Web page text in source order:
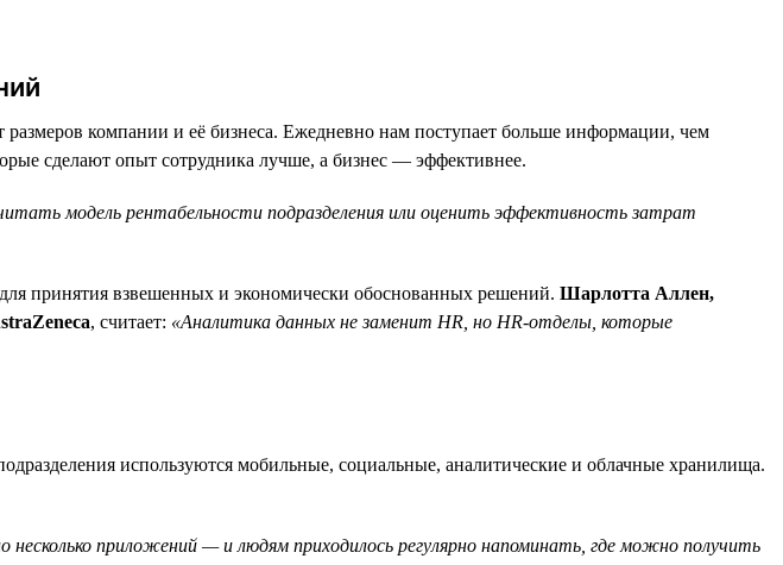
размеров компании и её бизнеса. Ежедневно нам поступает больше информации, чем
сделают опыт сотрудника лучше, а бизнес — эффективнее.
модель рентабельности подразделения или оценить эффективность затрат
принятия взвешенных и экономически обоснованных решений. Шарлотта Аллен,
, считает: «Аналитика данных не заменит HR, но HR-отделы, которые
используются мобильные, социальные, аналитические и облачные хранилища.
несколько приложений — и людям приходилось регулярно напоминать, где можно получить